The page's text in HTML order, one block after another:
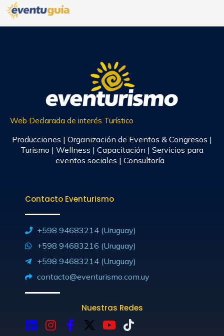
Web Declarada de interés Turístico
Producciones | Organización de Eventos & Congresos |
Turismo | Wellness | Capacitación | Servicios para
eventos sociales | Consultoría
Contacto Eventurismo
+598 94683214 (Uruguay)
+598 94683216 (Uruguay)
+598 94683214 (Uruguay)
contacto@eventurismo.com.uy
Nuestras Redes
L
I
F
X
Y
T